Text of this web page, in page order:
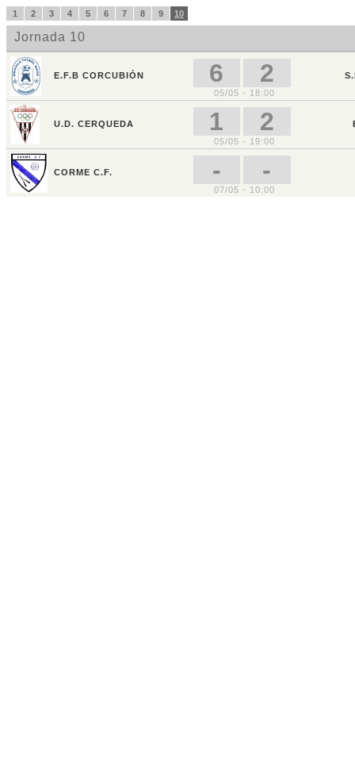
1 2 3 4 5 6 7 8 9 10
Jornada 10
E.F.B CORCUBIÓN 6 2
05/05 - 18:00
U.D. CERQUEDA 1 2
05/05 - 19:00
CORME C.F. - -
07/05 - 10:00